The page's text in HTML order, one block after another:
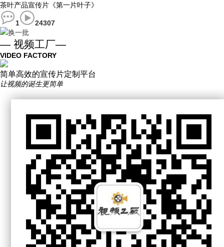
茶叶产品宣传片《第一片叶子》
1
24307
换一批
— 视频工厂—
VIDEO FACTORY
简单高效的宣传片定制平台
让视频的诞生更简单